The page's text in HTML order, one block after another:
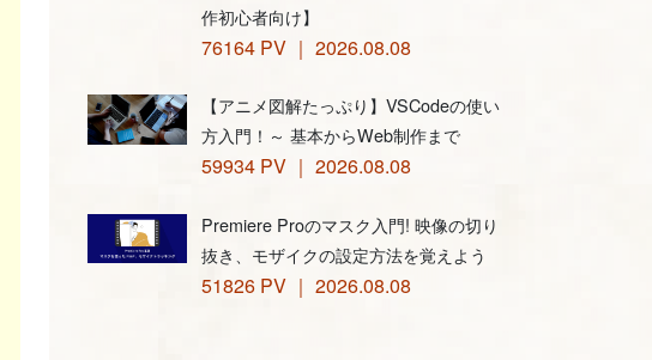
作初心者向け】
76164 PV ｜ 2026.08.08
【アニメ図解たっぷり】VSCodeの使い
方入門！～ 基本からWeb制作まで
59934 PV ｜ 2026.08.08
Premiere Proのマスク入門! 映像の切り
抜き、モザイクの設定方法を覚えよう
51826 PV ｜ 2026.08.08